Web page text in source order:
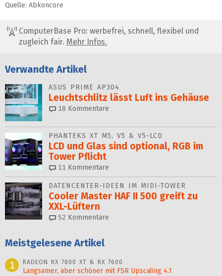
Quelle: Abkoncore
ComputerBase Pro: werbefrei, schnell, flexibel und
zugleich fair. Mehr Infos.
Verwandte Artikel
ASUS PRIME AP304
Leuchtschlitz lässt Luft ins Gehäuse
18 Kommentare
PHANTEKS XT M5, V5 & V5-LCD
LCD und Glas sind optional, RGB im
Tower Pflicht
11 Kommentare
DATENCENTER-IDEEN IM MIDI-TOWER
Cooler Master HAF II 500 greift zu
XXL-Lüftern
52 Kommentare
Meistgelesene Artikel
1
RADEON RX 7800 XT & RX 7600
Langsamer, aber schöner mit FSR Upscaling 4.1